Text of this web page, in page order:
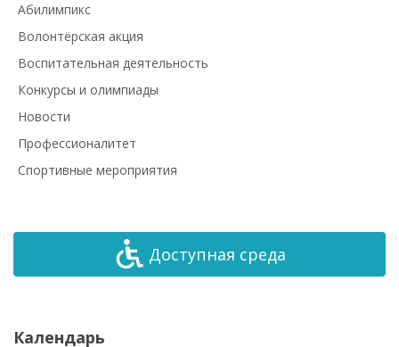
Абилимпикс
Волонтёрская акция
Воспитательная деятельность
Конкурсы и олимпиады
Новости
Профессионалитет
Спортивные мероприятия
Доступная среда
Календарь